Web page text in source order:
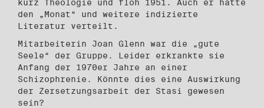
kurz Theologie und floh 1951. Auch er hatte
den „Monat“ und weitere indizierte
Literatur verteilt.
Mitarbeiterin Joan Glenn war die „gute
Seele“ der Gruppe. Leider erkrankte sie
Anfang der 1970er Jahre an einer
Schizophrenie. Könnte dies eine Auswirkung
der Zersetzungsarbeit der Stasi gewesen
sein?